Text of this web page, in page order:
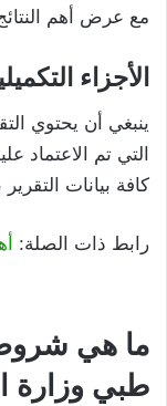
مع عرض أهم
الأجزاء
ينبغي أن يحتوي
التي تم الاعتماد
كافة بيانات
رابط ذات الصلة:
ما هي
طبي وزارة